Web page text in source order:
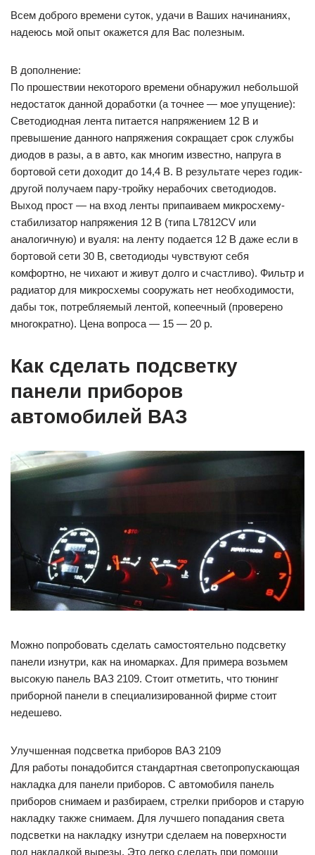
Всем доброго времени суток, удачи в Ваших начинаниях,
надеюсь мой опыт окажется для Вас полезным.
В дополнение:
По прошествии некоторого времени обнаружил небольшой
недостаток данной доработки (а точнее — мое упущение):
Светодиодная лента питается напряжением 12 В и
превышение данного напряжения сокращает срок службы
диодов в разы, а в авто, как многим известно, напруга в
бортовой сети доходит до 14,4 В. В результате через годик-
другой получаем пару-тройку нерабочих светодиодов.
Выход прост — на вход ленты припаиваем микросхему-
стабилизатор напряжения 12 В (типа L7812CV или
аналогичную) и вуаля: на ленту подается 12 В даже если в
бортовой сети 30 В, светодиоды чувствуют себя
комфортно, не чихают и живут долго и счастливо). Фильтр и
радиатор для микросхемы сооружать нет необходимости,
дабы ток, потребляемый лентой, копеечный (проверено
многократно). Цена вопроса — 15 — 20 р.
Как сделать подсветку
панели приборов
автомобилей ВАЗ
Можно попробовать сделать самостоятельно подсветку
панели изнутри, как на иномарках. Для примера возьмем
высокую панель ВАЗ 2109. Стоит отметить, что тюнинг
приборной панели в специализированной фирме стоит
недешево.
Улучшенная подсветка приборов ВАЗ 2109
Для работы понадобится стандартная светопропускающая
накладка для панели приборов. С автомобиля панель
приборов снимаем и разбираем, стрелки приборов и старую
накладку также снимаем. Для лучшего попадания света
подсветки на накладку изнутри сделаем на поверхности
под накладкой вырезы. Это легко сделать при помощи